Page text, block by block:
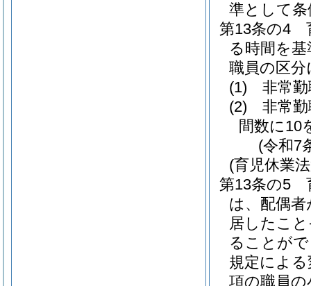
準として
第13条の4
る時間を
職員の区分
(1)
非常
(2)
非常
間数に10
(令和7
(育児休業
第13条の5
は、配偶
居したこ
ることが
規定による
項の職員